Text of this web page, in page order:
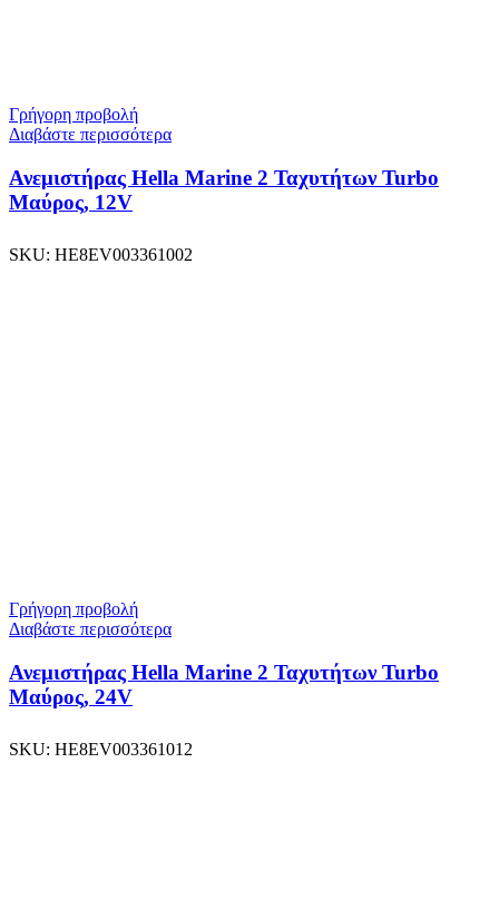
Γρήγορη προβολή
Διαβάστε περισσότερα
Ανεμιστήρας Hella Marine 2 Ταχυτήτων Turbo
Μαύρος, 12V
SKU: HE8EV003361002
Γρήγορη προβολή
Διαβάστε περισσότερα
Ανεμιστήρας Hella Marine 2 Ταχυτήτων Turbo
Μαύρος, 24V
SKU: HE8EV003361012